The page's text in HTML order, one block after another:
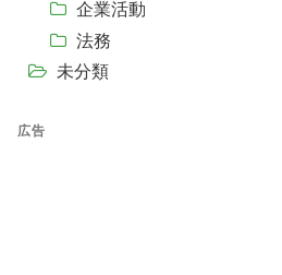
企業活動
法務
未分類
広告